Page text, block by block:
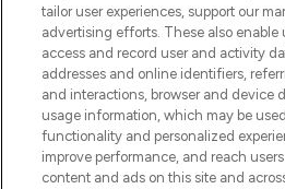
Faites vos achats en
l’application, avec la
55€
Consentement
Do Not Sell or Share
tailor user experiences, support our
advertising efforts. These also enable
access and record user and activity
addresses and online identifiers,
and interactions, browser and device
usage information, which may be
functionality and personalized
improve performance, and reach
content and ads on this site and